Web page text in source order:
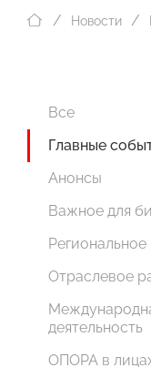
Новости
Все
Главные
Анонсы
Важное для
Региональное
Отраслевое
деятельность
ОПОРА в